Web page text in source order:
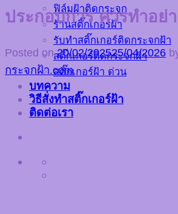
ฟิล์มฝ้าติดกระจก
ร้านสติ๊กเกอร์ฝ้า
รับทำสติ๊กเกอร์ติดกระจกฝ้า
สติ๊กเกอร์ติดกระจกฝ้า
สติ๊กเกอร์ฝ้า ด่วน
บทความ
วิธีสั่งทำสติ๊กเกอร์ฝ้า
ติดต่อเรา
ประกอบการ ควรทำอย่า
Posted on20/02/202525/04/2026
กระจกฝ้า.com